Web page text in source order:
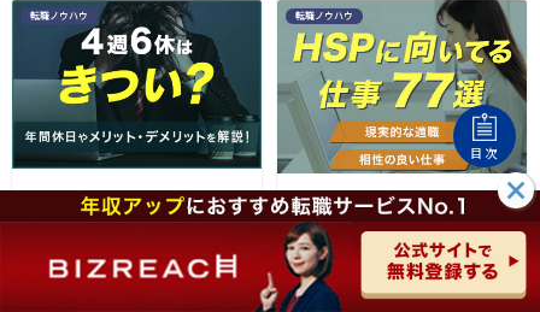
転職ノウハウ
4週6休はきつい？年間休日は何
日？メリット・デメリットを解
2026年5月13日
転職ノウハウ
HSPに向いてる仕事77選！現
実的な適職や相性の良い仕事を
紹介
2026年5月14日
目次